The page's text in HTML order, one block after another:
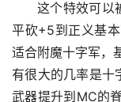
这个特效可以
平砍+5到正义基
适合附魔十字军，
有很大的几率是十
武器提升到MC的